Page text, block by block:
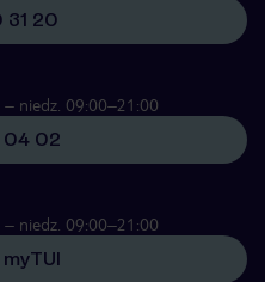
31 20
niedz. 09:00–21:00
04 02
niedz. 09:00–21:00